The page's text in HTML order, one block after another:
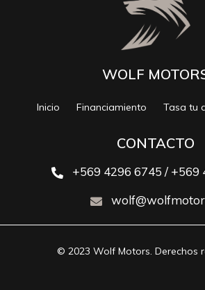
WOLF
Inicio Financiamiento Tasa tu
CONTACTO
+569 4296 6745 / +569
© 2023 Wolf Motors. Derechos